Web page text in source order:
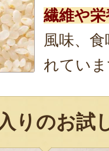
繊維や
風味、
れてい
りのお試